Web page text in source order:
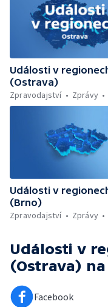
Události v
(Ostrava)
Zpravodajství
Zprávy
Události v
(Brno)
Zpravodajství
Zprávy
Události v
(Ostrava)
Facebook